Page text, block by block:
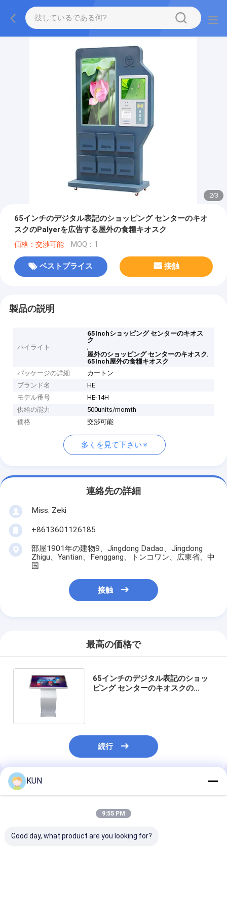
2/3
65インチのデジタル表記のショッピング センターのキオ
スクのPalyerを広告する屋外の食糧キオスク
価格：交渉可能 MOQ：1
ベストプライス 接触
製品の説明
ハイライト
65Inchショッピング センターのキオス
ク
,
屋外のショッピング センターのキオスク,
65Inch屋外の食糧キオスク
パッケージの詳細
カートン
ブランド名
HE
モデル番号
HE-14H
供給の能力
500units/momth
価格
交渉可能
多くを見て下さい
連絡先の詳細
Miss. Zeki
+8613601126185
部屋1901年の建物9、Jingdong Dadao、Jingdong
Zhigu、Yantian、Fenggang、トンコワン、広東省、中
国
接触
最高の価格で
65インチのデジタル表記のショッ
ピング センターのキオスクの
続行
推薦されたプロダクト
KUN
9:55 PM
Good day, what product are you looking for?